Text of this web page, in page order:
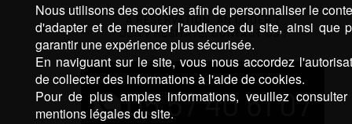
A RESERVATION, AN ORDER ?
DON’T HESITATE, CONTACT US !
05 57 40 61 07
Nous utilisons des cookies afin de personnaliser le
d'adapter et de mesurer l'audience du site, ainsi que
garantir une expérience plus sécurisée.
En naviguant sur le site, vous nous accordez
de collecter des informations à l'aide de cookies.
Pour de plus amples informations, veuillez
mentions légales du site.